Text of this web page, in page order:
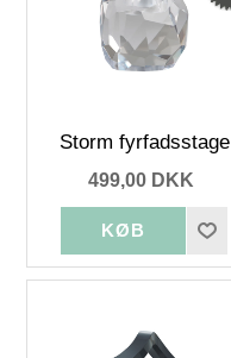
Storm fyrfadsstage
499,00 DKK